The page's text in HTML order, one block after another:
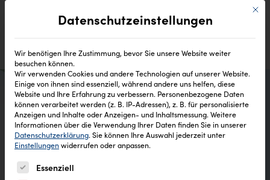
Teilnahmebedingungen
Gewinnspiel „Polarbox“
Mit
Datenschutzeinstellungen
Wir benötigen Ihre Zustimmung, bevor Sie unsere Website weiter
besuchen können.
Wir verwenden Cookies und andere Technologien auf unserer Website.
Einige von ihnen sind essenziell, während andere uns helfen, diese
Website und Ihre Erfahrung zu verbessern. Personenbezogene Daten
können verarbeitet werden (z. B. IP-Adressen), z. B. für personalisierte
Anzeigen und Inhalte oder Anzeigen- und Inhaltsmessung. Weitere
Informationen über die Verwendung Ihrer Daten finden Sie in unserer
Datenschutzerklärung. Sie können Ihre Auswahl jederzeit unter
Einstellungenwiderrufen oder anpassen.
Es folgt eine Liste der Service-Gruppen, für die eine
Essenziell